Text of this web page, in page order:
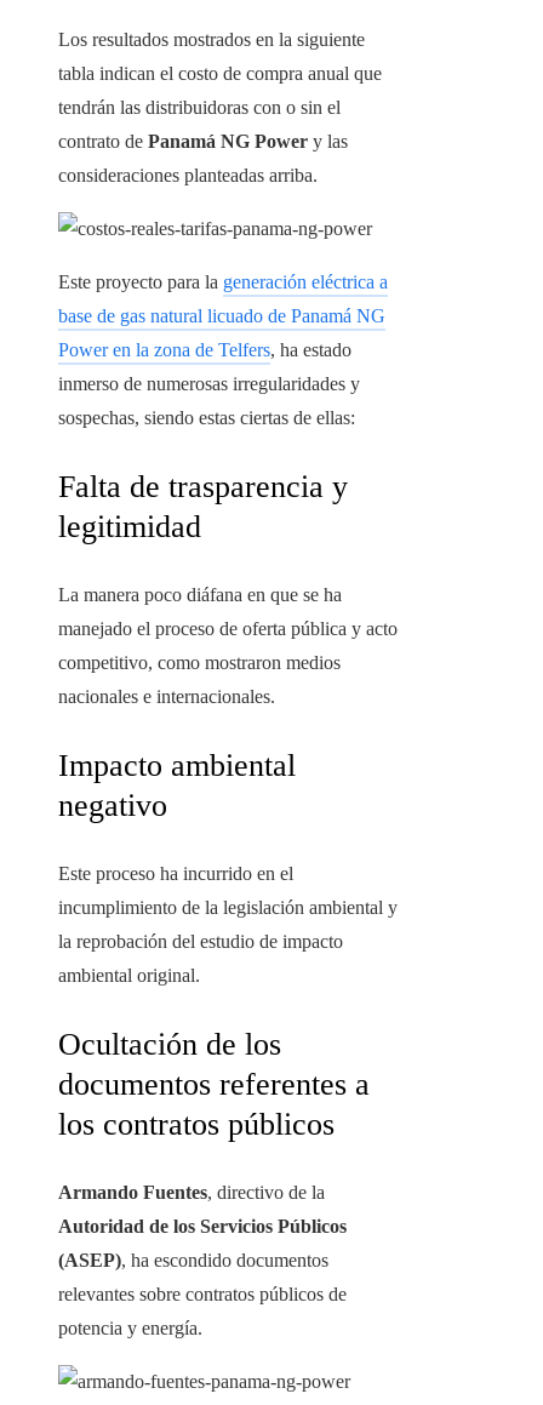
Los resultados mostrados en la siguiente
tabla indican el costo de compra anual que
tendrán las distribuidoras con o sin el
contrato de Panamá NG Power y las
consideraciones planteadas arriba.
Este proyecto para la generación eléctrica a
base de gas natural licuado de Panamá NG
Power en la zona de Telfers, ha estado
inmerso de numerosas irregularidades y
sospechas, siendo estas ciertas de ellas:
Falta de trasparencia y
legitimidad
La manera poco diáfana en que se ha
manejado el proceso de oferta pública y acto
competitivo, como mostraron medios
nacionales e internacionales.
Impacto ambiental
negativo
Este proceso ha incurrido en el
incumplimiento de la legislación ambiental y
la reprobación del estudio de impacto
ambiental original.
Ocultación de los
documentos referentes a
los contratos públicos
Armando Fuentes, directivo de la
Autoridad de los Servicios Públicos
(ASEP), ha escondido documentos
relevantes sobre contratos públicos de
potencia y energía.